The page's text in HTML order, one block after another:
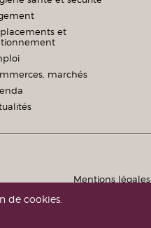
et
marchés
Mentions légales
de cookies.